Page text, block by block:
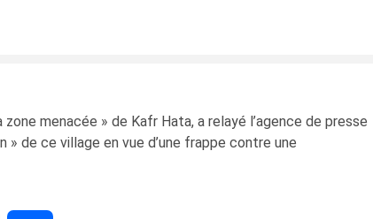
menacée » de Kafr Hata, a relayé l’agence de presse
» de ce village en vue d’une frappe contre une